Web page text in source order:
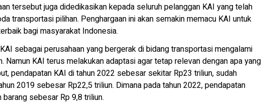
tersebut juga didedikasikan kepada seluruh pelanggan KAI yang telah
transportasi pilihan. Penghargaan ini akan semakin memacu KAI untuk
bagi masyarakat Indonesia.
sebagai perusahaan yang bergerak di bidang transportasi mengalami
Namun KAI terus melakukan adaptasi agar tetap relevan dengan apa yang
pendapatan KAI di tahun 2022 sebesar sekitar Rp23 triliun, sudah
2019 sebesar Rp22,5 triliun. Dimana pada tahun 2022, pendapatan
sebesar Rp 9,8 triliun.